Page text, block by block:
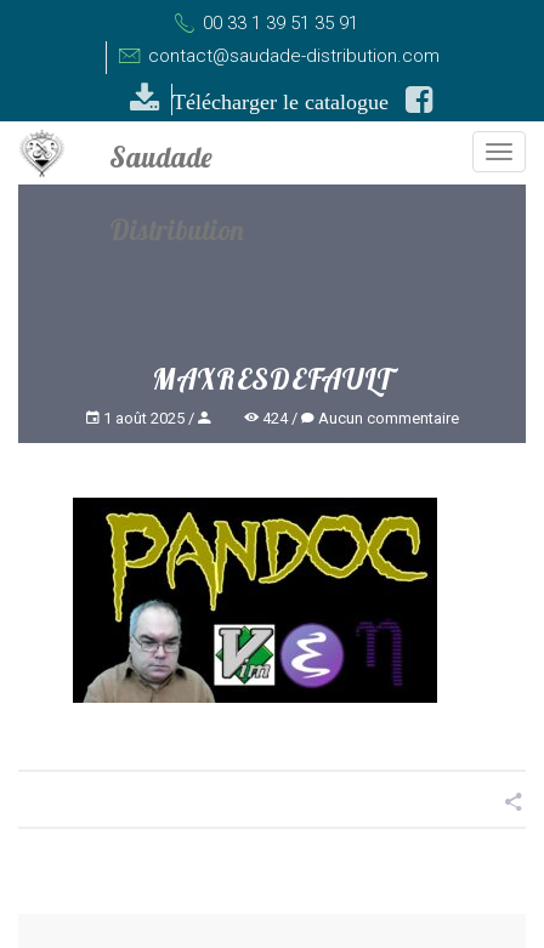
00 33 1 39 51 35 91
contact@saudade-distribution.com
Télécharger le catalogue
MAXRESDEFAULT
1 août 2025 424 Aucun commentaire